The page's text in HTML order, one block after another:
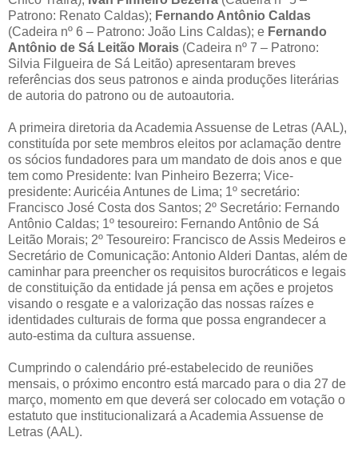
Patrono: Renato Caldas); Fernando Antônio Caldas
(Cadeira nº 6 – Patrono: João Lins Caldas); e Fernando
Antônio de Sá Leitão Morais (Cadeira nº 7 – Patrono:
Silvia Filgueira de Sá Leitão) apresentaram breves
referências dos seus patronos e ainda produções literárias
de autoria do patrono ou de autoautoria.
A primeira diretoria da Academia Assuense de Letras (AAL),
constituída por sete membros eleitos por aclamação dentre
os sócios fundadores para um mandato de dois anos e que
tem como Presidente: Ivan Pinheiro Bezerra; Vice-
presidente: Auricéia Antunes de Lima; 1º secretário:
Francisco José Costa dos Santos; 2º Secretário: Fernando
Antônio Caldas; 1º tesoureiro: Fernando Antônio de Sá
Leitão Morais; 2º Tesoureiro: Francisco de Assis Medeiros e
Secretário de Comunicação: Antonio Alderi Dantas, além de
caminhar para preencher os requisitos burocráticos e legais
de constituição da entidade já pensa em ações e projetos
visando o resgate e a valorização das nossas raízes e
identidades culturais de forma que possa engrandecer a
auto-estima da cultura assuense.
Cumprindo o calendário pré-estabelecido de reuniões
mensais, o próximo encontro está marcado para o dia 27 de
março, momento em que deverá ser colocado em votação o
estatuto que institucionalizará a Academia Assuense de
Letras (AAL).